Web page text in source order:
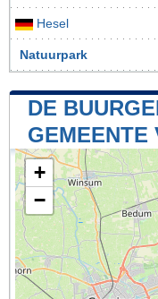
Hesel
Natuurpark
DE
GEMEENTE
+
−